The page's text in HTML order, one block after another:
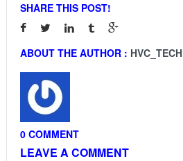
SHARE THIS POST!
ABOUT THE AUTHOR : HVC_TECH
0 COMMENT
LEAVE A COMMENT